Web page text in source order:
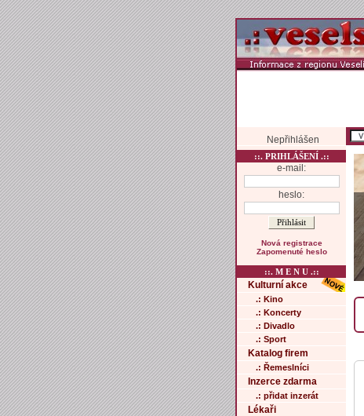
Nepřihlášen
::. PRIHLÁŠENÍ .::
e-mail:
heslo:
Nová registrace
Zapomenuté heslo
::. M E N U .::
Kulturní akce
.: Kino
.: Koncerty
.: Divadlo
.: Sport
Katalog firem
.: Řemeslníci
Inzerce zdarma
.: přidat inzerát
Lékaři